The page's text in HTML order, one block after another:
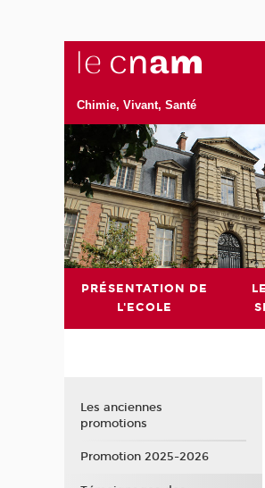
Chimie, Vivant, Santé
PRÉSENTATION DE
L'ECOLE
Les anciennes
promotions
Promotion 2025-2026